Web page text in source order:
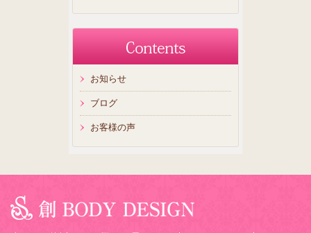
お知らせ
ブログ
お客様の声